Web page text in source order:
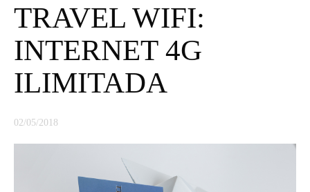
TRAVEL WIFI:
INTERNET 4G
ILIMITADA
02/05/2018